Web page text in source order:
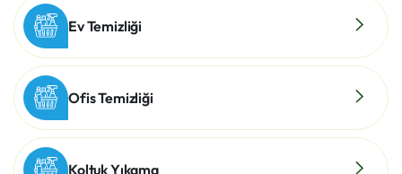
Ev Temizliği
Ofis Temizliği
Koltuk Yıkama